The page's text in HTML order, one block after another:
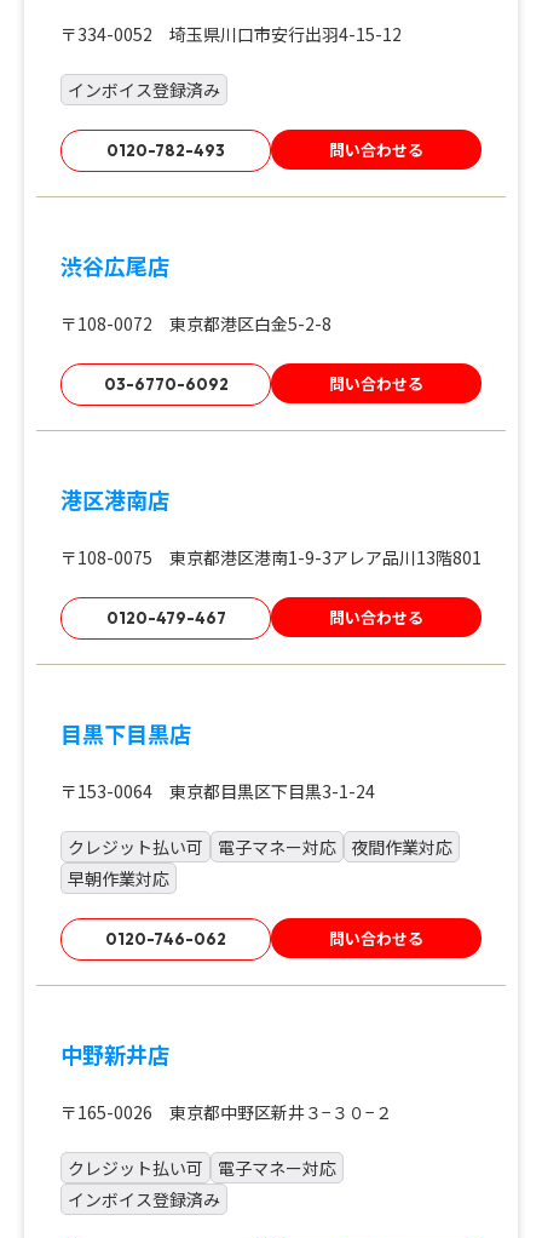
〒334-0052 埼玉県川口市安行出羽4-15-12
インボイス登録済み
0120-782-493 問い合わせる
渋谷広尾店
〒108-0072 東京都港区白金5-2-8
03-6770-6092 問い合わせる
港区港南店
〒108-0075 東京都港区港南1-9-3アレア品川13階801
0120-479-467 問い合わせる
目黒下目黒店
〒153-0064 東京都目黒区下目黒3-1-24
クレジット払い可 電子マネー対応
夜間作業対応
早朝作業対応
0120-746-062 問い合わせる
中野新井店
〒165-0026 東京都中野区新井３−３０−２
クレジット払い可
電子マネー対応
インボイス登録済み